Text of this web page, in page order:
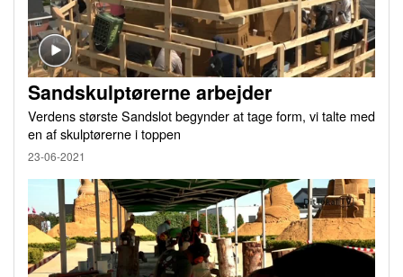
Sandskulptørerne arbejder
Verdens største Sandslot begynder at tage form, vi talte med
en af skulptørerne i toppen
23-06-2021